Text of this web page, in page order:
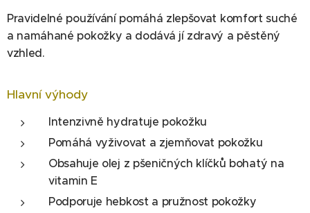
Pravidelné používání pomáhá zlepšovat komfort suché
a namáhané pokožky a dodává jí zdravý a pěstěný
vzhled.
Hlavní výhody
Intenzivně hydratuje pokožku
Pomáhá vyživovat a zjemňovat pokožku
Obsahuje olej z pšeničných klíčků bohatý na
vitamin E
Podporuje hebkost a pružnost pokožky